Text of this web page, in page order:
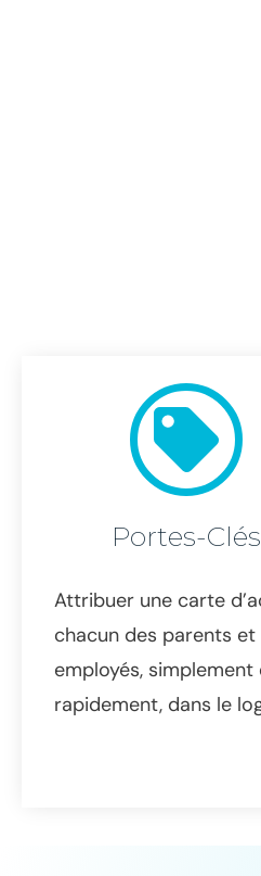
Portes-Clés
Attribuer une carte
chacun des parents et
employés, simplement
rapidement, dans le